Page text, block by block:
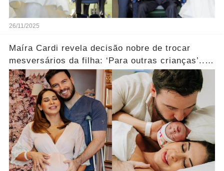
26/11/2025
Maíra Cardi revela decisão nobre de trocar
mesversários da filha: ‘Para outras crianças’....
Ver mais